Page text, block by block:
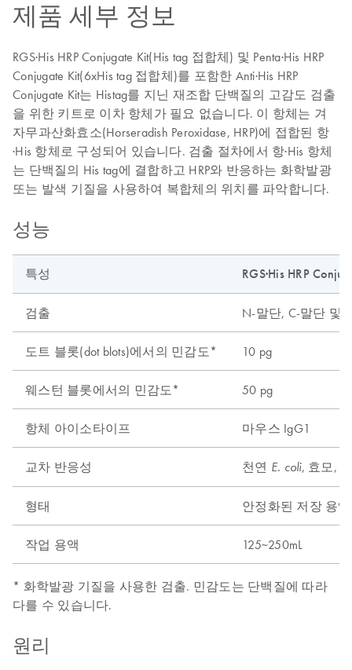
제품 세부 정보
RGS·His HRP Conjugate Kit(His tag 접합체) 및 Penta·His HRP
Conjugate Kit(6xHis tag 접합체)를 포함한 Anti·His HRP
Conjugate Kit는 Histag를 지닌 재조합 단백질의 고감도 검출
을 위한 키트로 이차 항체가 필요 없습니다. 이 항체는 겨
자무과산화효소(Horseradish Peroxidase, HRP)에 접합된 항
·His 항체로 구성되어 있습니다. 검출 절차에서 항·His 항체
는 단백질의 His tag에 결합하고 HRP와 반응하는 화학발광
또는 발색 기질을 사용하여 복합체의 위치를 파악합니다.
성능
특성 RGS·His HRP
검출 N-말단, C-말단 및
도트 블롯(dot blots)에서의 민감도* 10 pg
웨스턴 블롯에서의 민감도* 50 pg
항체 아이소타이프 마우스 IgG1
교차 반응성 천연 E. coli, 효모,
형태 안정화된 저장 용액
작업 용액 125~250mL
* 화학발광 기질을 사용한 검출. 민감도는 단백질에 따라
다를 수 있습니다.
원리